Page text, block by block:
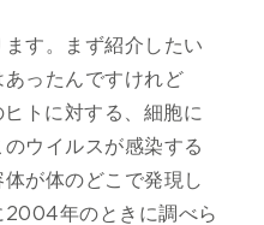
す。まず紹介したい
ったんですけれど
トに対する、細胞に
ウイルスが感染する
が体のどこで発現し
2004年のときに調べら